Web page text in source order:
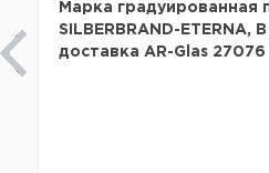
Марка градуированная
SILBERBRAND-ETERNA,
доставка AR-Glas 27076